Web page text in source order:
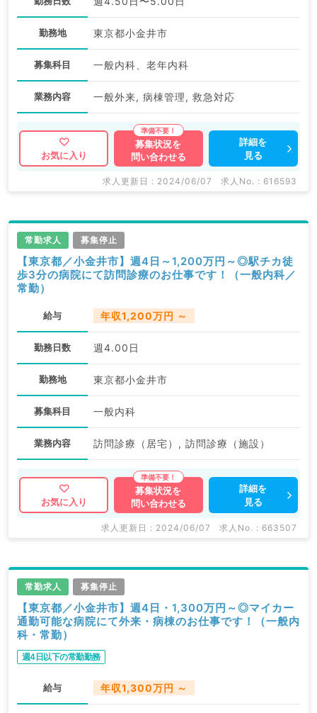
勤務地 東京都小金井市
募集科目 一般内科、老年内科
業務内容 一般外来, 病棟管理, 救急対応
お気に入り
募集状況を
問い合わせる
詳細を
見る
求人更新日 : 2024/06/07 求人No. : 616593
常勤求人 募集停止
【東京都／小金井市】週4日～1,200万円～◎駅チカ徒
歩3分の病院にて訪問診療のお仕事です！（一般内科／
常勤）
給与 年収1,200万円 ～
勤務日数 週4.00日
勤務地 東京都小金井市
募集科目 一般内科
業務内容 訪問診療（居宅）, 訪問診療（施設）
お気に入り
募集状況を
問い合わせる
詳細を
見る
求人更新日 : 2024/06/07 求人No. : 663507
常勤求人 募集停止
【東京都／小金井市】週4日・1,300万円～◎マイカー
通勤可能な病院にて外来・病棟のお仕事です！（一般内
科・常勤）
週4日以下の常勤勤務
給与 年収1,300万円 ～